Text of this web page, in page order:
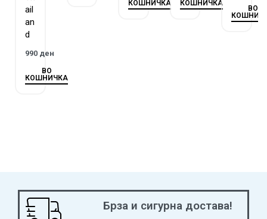
ail
an
d
990 ден
ВО
КОШНИЧКА
КОШНИЧКА
КОШНИЧКА
ВО
Брза и сигурна достава!